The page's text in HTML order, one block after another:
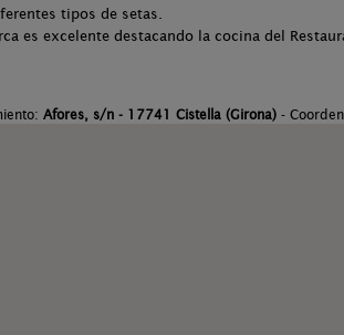
tipos de setas.
es excelente destacando la cocina del
Afores, s/n - 17741 Cistella (Girona) -